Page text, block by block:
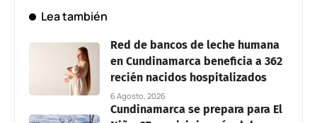
Lea también
Red de bancos de leche humana
en Cundinamarca beneficia a 362
recién nacidos hospitalizados
6 Agosto, 2026
Cundinamarca se prepara para El